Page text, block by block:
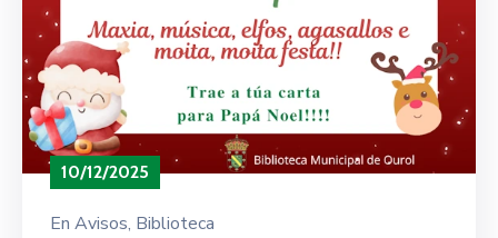
10/12/2025
En Avisos‚ Biblioteca